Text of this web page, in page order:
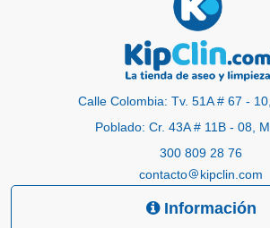
Calle Colombia: Tv. 51A # 67 -
Poblado: Cr. 43A # 11B - 08,
300 809 28 76
contacto
kipclin.com
Información